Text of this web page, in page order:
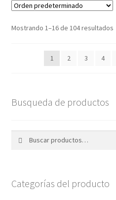
Mostrando 1–16 de 104 resultados
1 2 3 4
Busqueda de productos
Categorías del producto